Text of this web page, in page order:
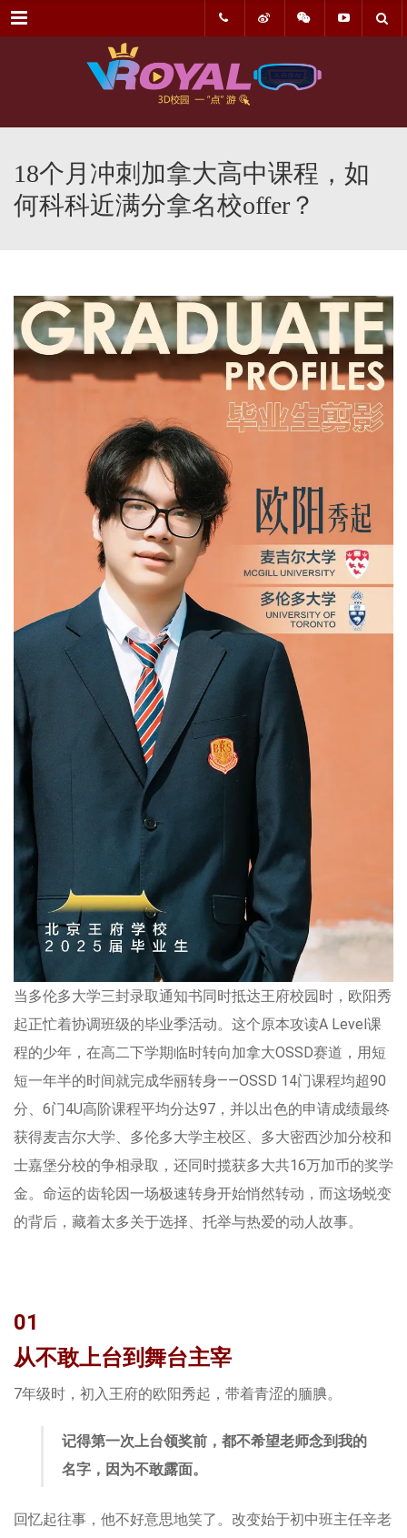
菜单
18个月冲刺加拿大高中课程，如
何科科近满分拿名校offer？
当多伦多大学三封录取通知书同时抵达王府校园时，欧阳秀
起正忙着协调班级的毕业季活动。这个原本攻读A Level课
程的少年，在高二下学期临时转向加拿大OSSD赛道，用短
短一年半的时间就完成华丽转身——OSSD 14门课程均超90
分、6门4U高阶课程平均分达97，并以出色的申请成绩最终
获得麦吉尔大学、多伦多大学主校区、多大密西沙加分校和
士嘉堡分校的争相录取，还同时揽获多大共16万加币的奖学
金。命运的齿轮因一场极速转身开始悄然转动，而这场蜕变
的背后，藏着太多关于选择、托举与热爱的动人故事。
01
从不敢上台到舞台主宰
7年级时，初入王府的欧阳秀起，带着青涩的腼腆。
记得第一次上台领奖前，都不希望老师念到我的
名字，因为不敢露面。
回忆起往事，他不好意思地笑了。改变始于初中班主任辛老